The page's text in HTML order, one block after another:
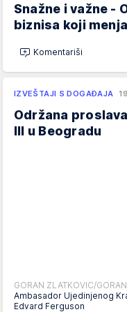
Snažne i važne -
biznisa koji
Komentariši
IZVEŠTAJI S DOGAĐAJA
Održana
III u Beogradu
GORAN ZLATKOVIC/
Ambasador Ujedinjenog
Edvard Ferguson